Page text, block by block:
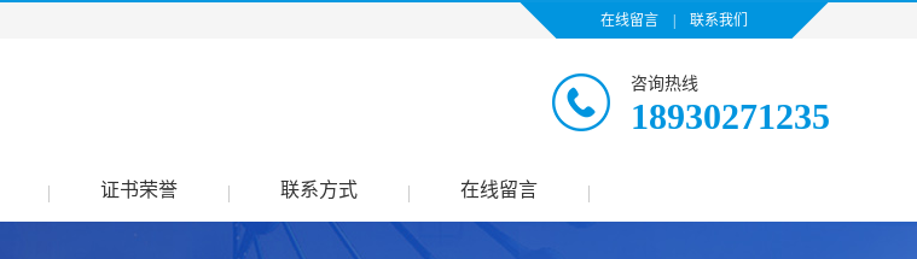
在线留言 联系我们
咨询热线
18930271235
证书荣誉 联系方式 在线留言